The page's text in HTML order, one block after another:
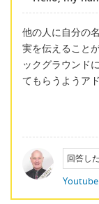
他の人に自分の
実を伝えること
ックグラウンド
てもらうようア
回答し
Youtube